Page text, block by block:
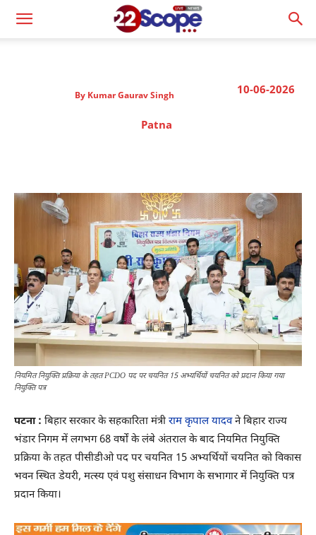
10-06-2026
By Kumar Gaurav Singh
Patna
नियमित नियुक्ति प्रक्रिया के तहत PCDO पद पर चयनित 15 अभ्यर्थियों चयनित को प्रदान किया गया
नियुक्ति पत्र
पटना : बिहार सरकार के सहकारिता मंत्री राम कृपाल यादवने बिहार राज्य
भंडार निगम में लगभग 68 वर्षों के लंबे अंतराल के बाद नियमित नियुक्ति
प्रक्रिया के तहत पीसीडीओ पद पर चयनित 15 अभ्यर्थियों चयनित को विकास
भवन स्थित डेयरी, मत्स्य एवं पशु संसाधन विभाग के सभागार में नियुक्ति पत्र
प्रदान किया।